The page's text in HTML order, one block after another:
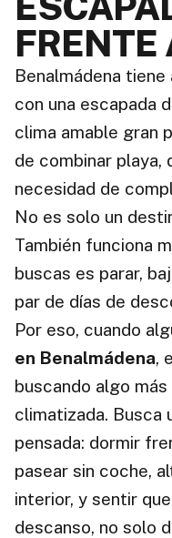
FRENTE
Benalmádena
con una escapada
clima amable gran
de combinar playa,
necesidad de
No es solo un
También funciona
buscas es parar,
par de días de
Por eso, cuando
en Benalmádena,
buscando algo más
climatizada. Busca
pensada: dormir
pasear sin coche,
interior, y sentir
descanso, no solo